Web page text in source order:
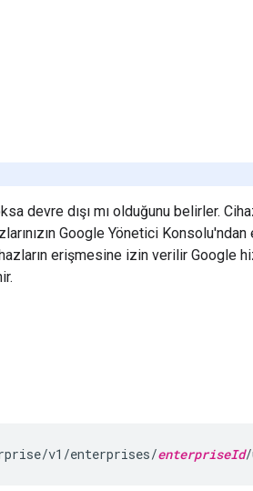
devre dışı mı olduğunu belirler.
Google Yönetici
erişmesine izin verilir Google
v1/enterprises/enterpriseId/